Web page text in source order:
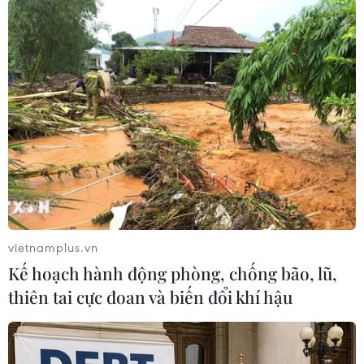
tục được chọn là môn thi đấu
chính thức.
(TTXVN/Vietnam+)
vietnamplus.vn
Kế hoạch hành động phòng, chống bão, lũ,
thiên tai cực đoan và biến đổi khí hậu